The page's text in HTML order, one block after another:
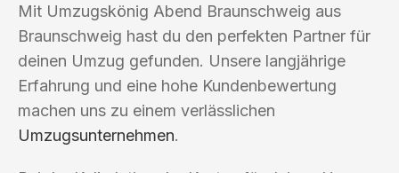
Mit Umzugskönig Abend Braunschweig aus
Braunschweig hast du den perfekten Partner für
deinen Umzug gefunden. Unsere langjährige
Erfahrung und eine hohe Kundenbewertung
machen uns zu einem verlässlichen
Umzugsunternehmen.